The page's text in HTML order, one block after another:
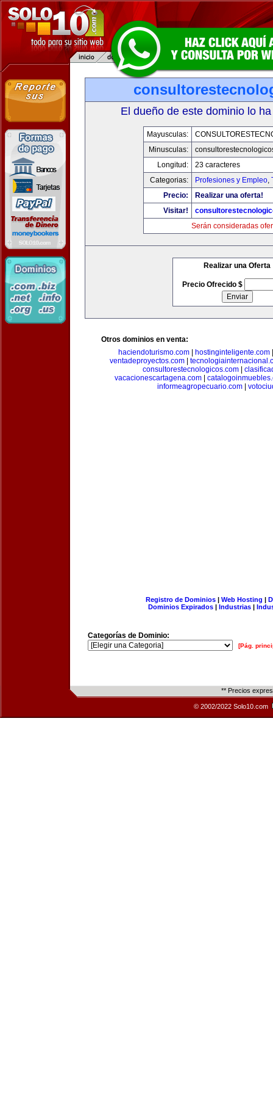
El dueño de este dominio lo
Mayusculas:
Minusculas:
Longitud:
23 caracteres
Categorias:
Profesiones y Empleo,
Precio:
Realizar una oferta!
Visitar!
Serán consideradas
Realizar una Oferta
Precio Ofrecido $
Otros dominios en venta:
haciendoturismo.com
hostinginteligente.com
ventadeproyectos.com|
consultorestecnologicos.com
vacacionescartagena.com
informeagropecuario.com
Registro de Dominios| Web Hosting |
Dominios Expirados | Industrias |
Categorías de Dominio:
[Pág.
** Precios
© 2002/2022 Solo10.com